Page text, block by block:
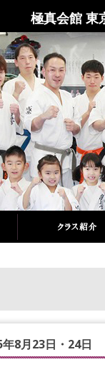
極真会館 東
8月23日・24日